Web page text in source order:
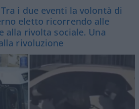
i due eventi la volontà di
eletto ricorrendo alle
alla rivolta sociale. Una
rivoluzione